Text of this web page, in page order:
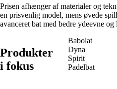
Prisen afhænger af materialer og
en prisvenlig model, mens øvede
avanceret bat med bedre ydeevne
Produkter
i fokus
Babolat
Dyna
Spirit
Padelbat